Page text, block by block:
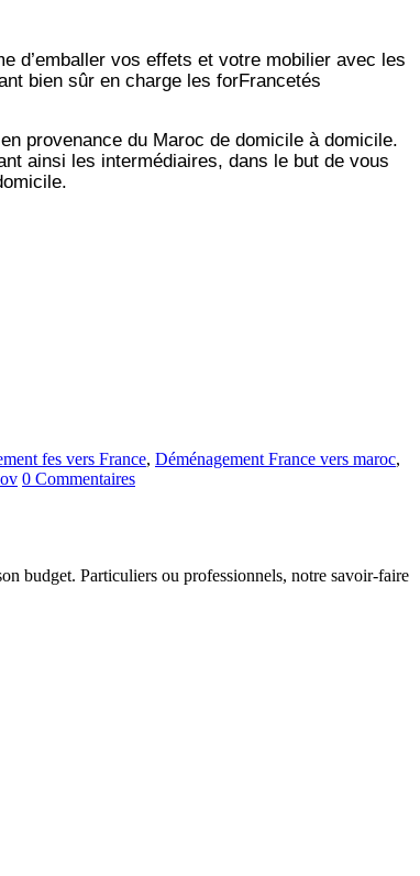
d’emballer vos effets et votre mobilier avec les
bien sûr en charge les forFrancetés
provenance du Maroc de domicile à domicile.
ainsi les intermédiaires, dans le but de vous
fes vers France, Déménagement France vers maroc,
0 Commentaires
budget. Particuliers ou professionnels, notre savoir-faire